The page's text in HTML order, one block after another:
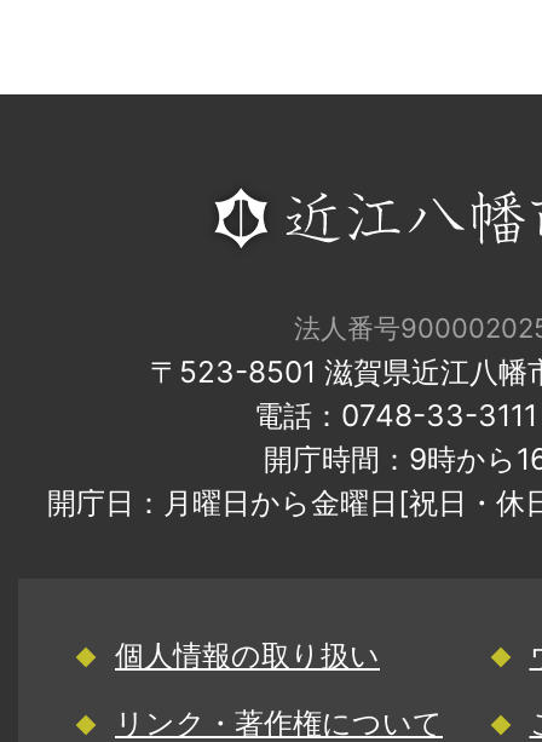
法人番号
〒523-8501 滋賀県近江八幡
電話：0748-33-
開庁時間：9時から
開庁日：月曜日から金曜日[祝日・
個人情報の取り扱い
リンク・著作権について